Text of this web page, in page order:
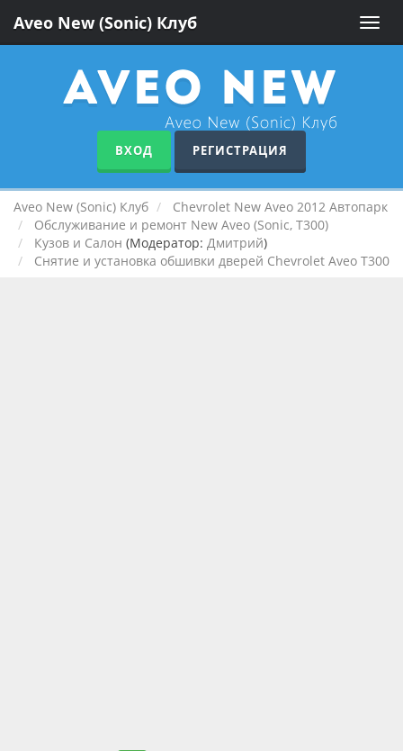
Toggle
Aveo New (Sonic) Клуб
ВХОД РЕГИСТРАЦИЯ
Aveo New (Sonic) Клуб
Chevrolet New Aveo 2012 Автопарк
Обслуживание и ремонт New Aveo (Sonic, T300)
Кузов и Салон (Модератор: Дмитрий)
Снятие и установка обшивки дверей Chevrolet Aveo T300